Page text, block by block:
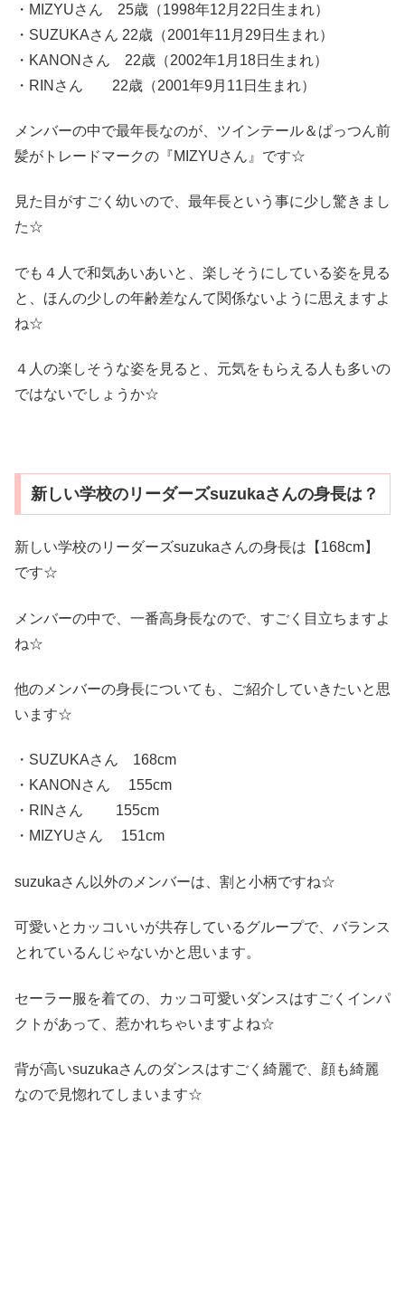
・MIZYUさん 25歳（1998年12月22日生まれ）
・SUZUKAさん 22歳（2001年11月29日生まれ）
・KANONさん 22歳（2002年1月18日生まれ）
・RINさん 22歳（2001年9月11日生まれ）
メンバーの中で最年長なのが、ツインテール＆ぱっつん前
髪がトレードマークの『MIZYUさん』です☆
見た目がすごく幼いので、最年長という事に少し驚きまし
た☆
でも４人で和気あいあいと、楽しそうにしている姿を見る
と、ほんの少しの年齢差なんて関係ないように思えますよ
ね☆
４人の楽しそうな姿を見ると、元気をもらえる人も多いの
ではないでしょうか☆
新しい学校のリーダーズsuzukaさんの身長は？
新しい学校のリーダーズsuzukaさんの身長は【168cm】
です☆
メンバーの中で、一番高身長なので、すごく目立ちますよ
ね☆
他のメンバーの身長についても、ご紹介していきたいと思
います☆
・SUZUKAさん 168cm
・KANONさん 155cm
・RINさん 155cm
・MIZYUさん 151cm
suzukaさん以外のメンバーは、割と小柄ですね☆
可愛いとカッコいいが共存しているグループで、バランス
とれているんじゃないかと思います。
セーラー服を着ての、カッコ可愛いダンスはすごくインパ
クトがあって、惹かれちゃいますよね☆
背が高いsuzukaさんのダンスはすごく綺麗で、顔も綺麗
なので見惚れてしまいます☆